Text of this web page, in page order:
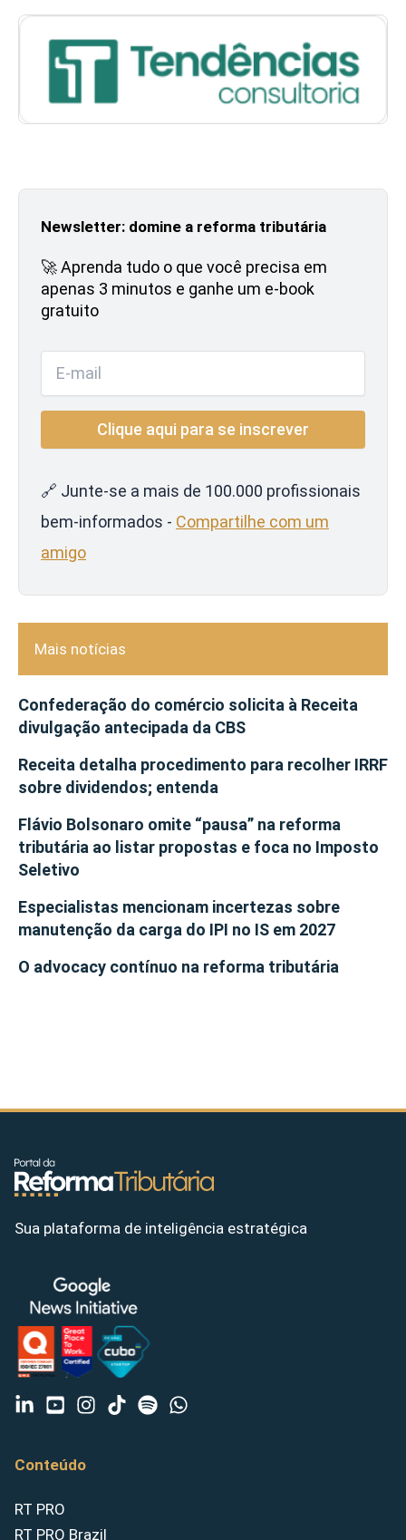
Newsletter: domine a reforma tributária
🚀 Aprenda tudo o que você precisa em
apenas 3 minutos e ganhe um e-book
gratuito
🔗 Junte-se a mais de 100.000 profissionais
bem-informados - Compartilhe com um
amigo
Mais notícias
Confederação do comércio solicita à Receita
divulgação antecipada da CBS
Receita detalha procedimento para recolher IRRF
sobre dividendos; entenda
Flávio Bolsonaro omite “pausa” na reforma
tributária ao listar propostas e foca no Imposto
Seletivo
Especialistas mencionam incertezas sobre
manutenção da carga do IPI no IS em 2027
O advocacy contínuo na reforma tributária
Sua plataforma de inteligência estratégica
Conteúdo
RT PRO
RT PRO Brazil